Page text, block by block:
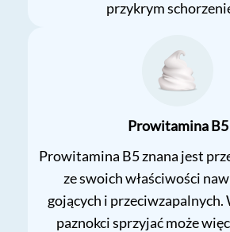
przykrym
Prowitamina B5
Prowitamina B5 znana jest
ze swoich właściwości
gojących i przeciwzapalnych.
paznokci sprzyjać może